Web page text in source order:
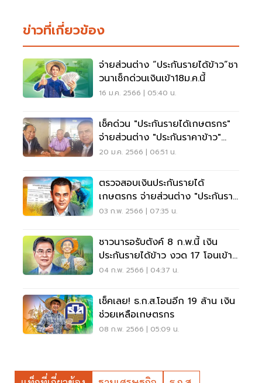
ข่าวที่เกี่ยวข้อง
จ่ายส่วนต่าง “ประกันรายได้ข้าว”ชา
วนาเช็กด่วนเงินเข้า18ม.ค.นี้
16 ม.ค. 2566 | 05:40 น.
เช็คด่วน "ประกันรายได้เกษตรกร"
จ่ายส่วนต่าง "ประกันราคาข้าว"
งวดที่ 15
20 ม.ค. 2566 | 06:51 น.
ตรวจสอบเงินประกันรายได้
เกษตรกร จ่ายส่วนต่าง "ประกันราย
ได้ข้าว " งวด 17
03 ก.พ. 2566 | 07:35 น.
ชาวนารอรับตังค์ 8 ก.พ.นี้ เงิน
ประกันรายได้ข้าว งวด 17 โอนเข้า
บัญชี
04 ก.พ. 2566 | 04:37 น.
เช็คเลย! ธ.ก.ส.โอนอีก 19 ล้าน เงิน
ช่วยเหลือเกษตรกร
08 ก.พ. 2566 | 05:09 น.